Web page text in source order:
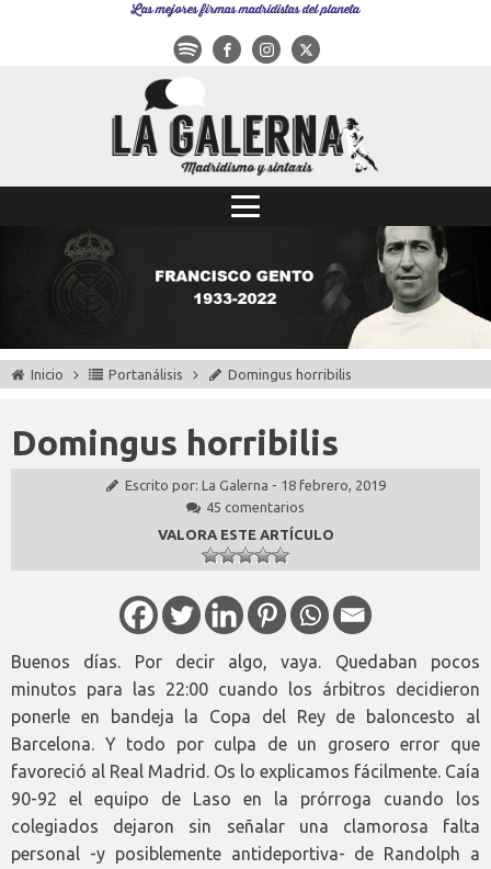
Las mejores firmas madridistas del planeta
Inicio Portanálisis Domingus horribilis
Domingus horribilis
Escrito por: La Galerna - 18 febrero, 2019
45 comentarios
VALORA ESTE ARTÍCULO
Buenos días. Por decir algo, vaya. Quedaban pocos
minutos para las 22:00 cuando los árbitros decidieron
ponerle en bandeja la Copa del Rey de baloncesto al
Barcelona. Y todo por culpa de un grosero error que
favoreció al Real Madrid. Os lo explicamos fácilmente. Caía
90-92 el equipo de Laso en la prórroga cuando los
colegiados dejaron sin señalar una clamorosa falta
personal -y posiblemente antideportiva- de Randolph a